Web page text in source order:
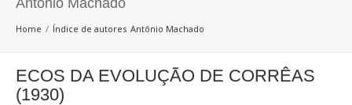
Antônio Machado
Home Índice de autores Antônio Machado
ECOS DA EVOLUÇÃO DE CORRÊAS
(1930)